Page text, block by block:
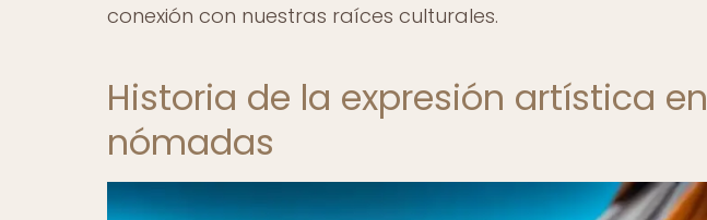
conexión con nuestras raíces culturales.
Historia de la expresión artística
nómadas